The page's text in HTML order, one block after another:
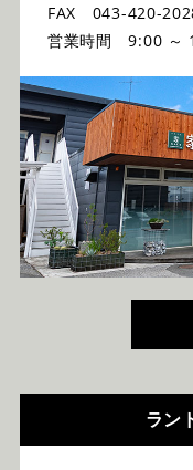
FAX 043-420-
営業時間 9:00 ～
ラン